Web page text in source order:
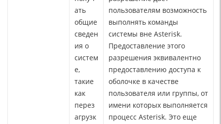
ать
общие
сведен
ия о
систем
е,
такие
как
перез
агрузк
пользователям возможность
выполнять команды
системы вне Asterisk.
Предоставление этого
разрешения эквивалентно
предоставлению доступа к
оболочке в качестве
пользователя или группы, от
имени которых выполняется
процесс Asterisk. Это еще